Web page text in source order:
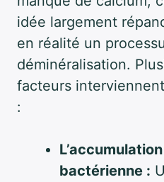
idée largement
en réalité un
déminéralisation.
facteurs
:
bactérienne :